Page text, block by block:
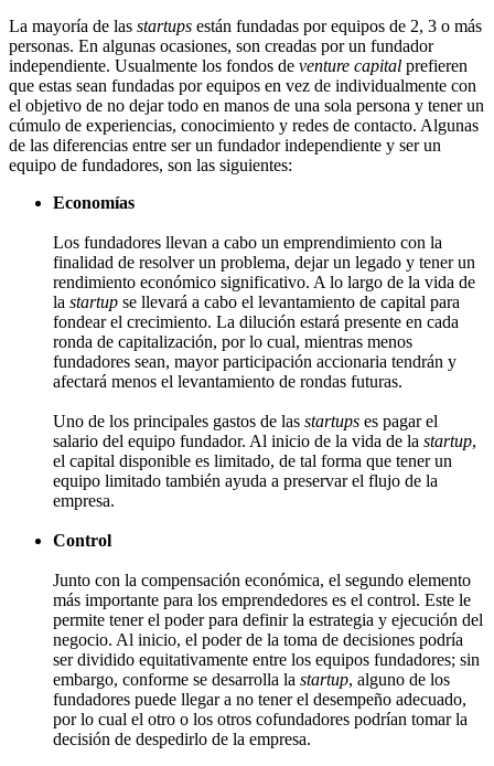
La mayoría de las startups están fundadas por equipos de 2, 3 o más
personas. En algunas ocasiones, son creadas por un fundador
independiente. Usualmente los fondos de venture capital prefieren
que estas sean fundadas por equipos en vez de individualmente con
el objetivo de no dejar todo en manos de una sola persona y tener un
cúmulo de experiencias, conocimiento y redes de contacto. Algunas
de las diferencias entre ser un fundador independiente y ser un
equipo de fundadores, son las siguientes:
Economías
Los fundadores llevan a cabo un emprendimiento con la
finalidad de resolver un problema, dejar un legado y tener un
rendimiento económico significativo. A lo largo de la vida de
la startup se llevará a cabo el levantamiento de capital para
fondear el crecimiento. La dilución estará presente en cada
ronda de capitalización, por lo cual, mientras menos
fundadores sean, mayor participación accionaria tendrán y
afectará menos el levantamiento de rondas futuras.
Uno de los principales gastos de las startups es pagar el
salario del equipo fundador. Al inicio de la vida de la startup,
el capital disponible es limitado, de tal forma que tener un
equipo limitado también ayuda a preservar el flujo de la
empresa.
Control
Junto con la compensación económica, el segundo elemento
más importante para los emprendedores es el control. Este le
permite tener el poder para definir la estrategia y ejecución del
negocio. Al inicio, el poder de la toma de decisiones podría
ser dividido equitativamente entre los equipos fundadores; sin
embargo, conforme se desarrolla la startup, alguno de los
fundadores puede llegar a no tener el desempeño adecuado,
por lo cual el otro o los otros cofundadores podrían tomar la
decisión de despedirlo de la empresa.